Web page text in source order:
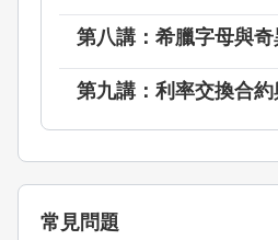
第八講：希臘字母與
第九講：利率交換合
常見問題